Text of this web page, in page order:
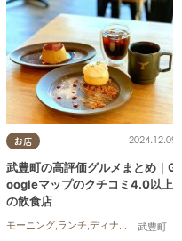
お店
武豊町
2024.12.09
武豊町の高評価グルメまとめ｜G
oogleマップのクチコミ4.0以上
の飲食店
モーニング,ランチ,ディナー,テイクアウト